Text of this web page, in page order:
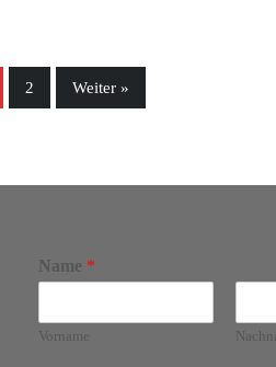
2 Weiter »
Name *
Vorname